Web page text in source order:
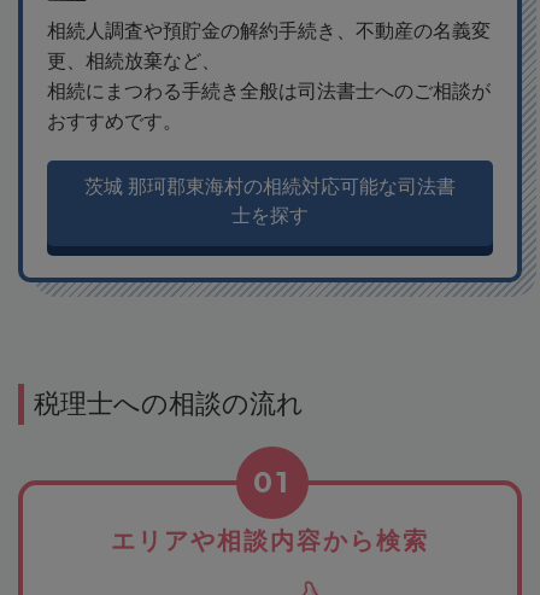
相続人調査や預貯金の解約手続き、不動産の名義変
更、相続放棄など、
相続にまつわる手続き全般は司法書士へのご相談が
おすすめです。
茨城 那珂郡東海村の相続対応可能な司法書
士を探す
税理士への相談の流れ
エリアや相談内容から検索
01